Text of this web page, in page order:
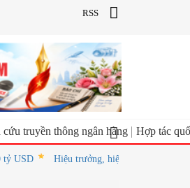
RSS
truyền thông ngân hàng Hợp tác
Hiệu trưởng, hiệu phó dôi dư sau sáp